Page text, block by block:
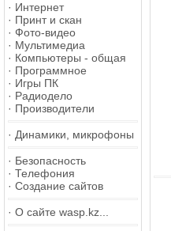
· Интернет
· Принт и скан
· Фото-видео
· Мультимедиа
· Компьютеры - общая
· Программное
· Игры ПК
· Радиодело
· Производители
· Динамики, микрофоны
· Безопасность
· Телефония
· Создание сайтов
· О сайте wasp.kz...